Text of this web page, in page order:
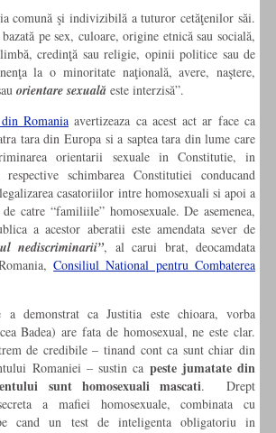
comună şi indivizibilă a tuturor cetăţenilor săi.
pe sex, culoare, origine etnică sau socială,
credinţă sau religie, opinii politice sau de
la o minoritate naţională, avere, naştere,
orientare sexuală este interzisă”.
Romaniaavertizeaza ca acest act ar face ca
tara din Europa si a saptea tara din lume care
orientarii sexuale in Constitutie, in
schimbarea Constitutiei conducand
casatoriilor intre homosexuali si apoi a
catre “familiile” homosexuale. De asemenea,
a acestor aberatii este amendata sever de
nediscriminarii”, al carui brat, deocamdata
Consiliul National pentru Combaterea
a demonstrat ca Justitia este chioara, vorba
Badea) are fata de homosexual, ne este clar.
de credibile – tinand cont ca sunt chiar din
Romaniei – sustin ca peste jumatate din
sunt homosexuali mascati. Drept
a mafiei homosexuale, combinata cu
cand un test de inteligenta obligatoriu in